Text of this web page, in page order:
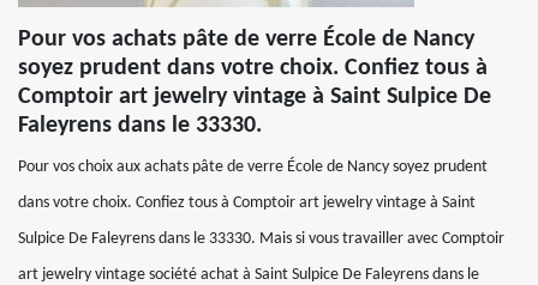
Pour vos achats pâte de verre École de Nancy
soyez prudent dans votre choix. Confiez tous à
Comptoir art jewelry vintage à Saint Sulpice De
Faleyrens dans le 33330.
Pour vos choix aux achats pâte de verre École de Nancy soyez prudent
dans votre choix. Confiez tous à Comptoir art jewelry vintage à Saint
Sulpice De Faleyrens dans le 33330. Mais si vous travailler avec Comptoir
art jewelry vintage société achat à Saint Sulpice De Faleyrens dans le